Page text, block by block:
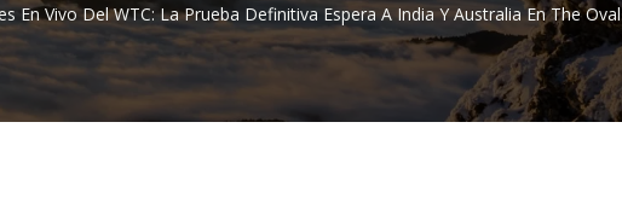
En Vivo Del WTC: La Prueba Definitiva Espera A India Y Australia En The Oval